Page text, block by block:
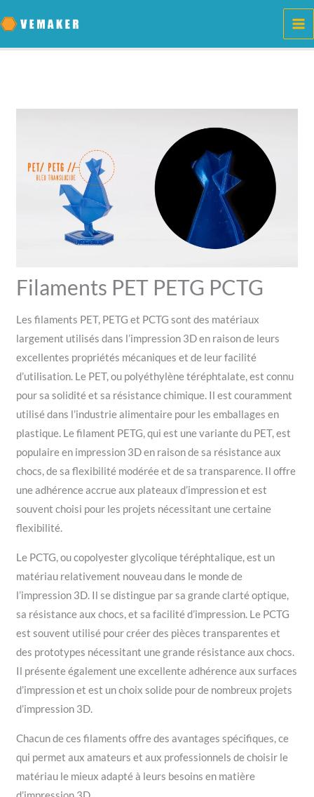
au
contenu
Filaments PET PETG PCTG
Les filaments PET, PETG et PCTG sont des matériaux
largement utilisés dans l’impression 3D en raison de leurs
excellentes propriétés mécaniques et de leur facilité
d’utilisation. Le PET, ou polyéthylène téréphtalate, est connu
pour sa solidité et sa résistance chimique. Il est couramment
utilisé dans l’industrie alimentaire pour les emballages en
plastique. Le filament PETG, qui est une variante du PET, est
populaire en impression 3D en raison de sa résistance aux
chocs, de sa flexibilité modérée et de sa transparence. Il offre
une adhérence accrue aux plateaux d’impression et est
souvent choisi pour les projets nécessitant une certaine
flexibilité.
Le PCTG, ou copolyester glycolique téréphtalique, est un
matériau relativement nouveau dans le monde de
l’impression 3D. Il se distingue par sa grande clarté optique,
sa résistance aux chocs, et sa facilité d’impression. Le PCTG
est souvent utilisé pour créer des pièces transparentes et
des prototypes nécessitant une grande résistance aux chocs.
Il présente également une excellente adhérence aux surfaces
d’impression et est un choix solide pour de nombreux projets
d’impression 3D.
Chacun de ces filaments offre des avantages spécifiques, ce
qui permet aux amateurs et aux professionnels de choisir le
matériau le mieux adapté à leurs besoins en matière